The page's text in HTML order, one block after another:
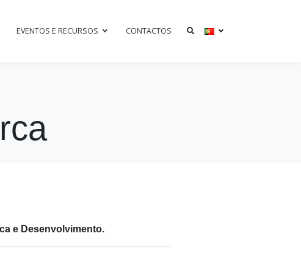
EVENTOS E RECURSOS CONTACTOS
e Desenvolvimento.